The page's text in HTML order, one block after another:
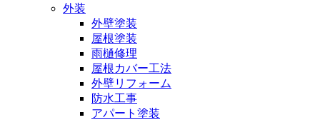
外装
外壁塗装
屋根塗装
雨樋修理
屋根カバー工法
外壁リフォーム
防水工事
アパート塗装